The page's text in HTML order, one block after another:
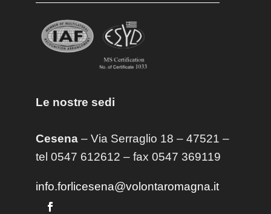
Le nostre sedi
Cesena– Via Serraglio 18 – 47521 –
tel 0547 612612 – fax 0547 369119
info.forlicesena@volontaromagna.it